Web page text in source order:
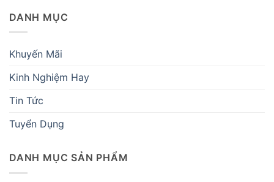
DANH MỤC
Khuyến Mãi
Kinh Nghiệm Hay
Tin Tức
Tuyển Dụng
DANH MỤC SẢN PHẨM